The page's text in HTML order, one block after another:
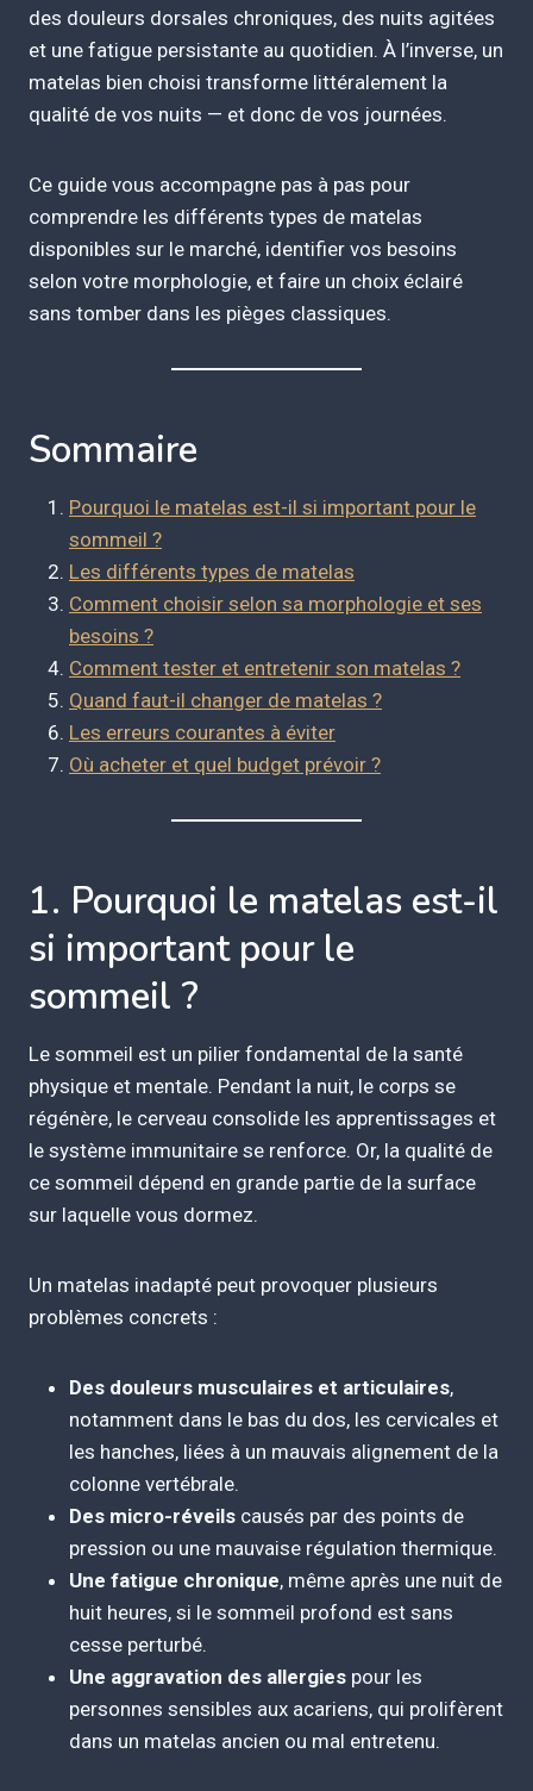
des douleurs dorsales chroniques, des nuits agitées
et une fatigue persistante au quotidien. À l’inverse, un
matelas bien choisi transforme littéralement la
qualité de vos nuits — et donc de vos journées.
Ce guide vous accompagne pas à pas pour
comprendre les différents types de matelas
disponibles sur le marché, identifier vos besoins
selon votre morphologie, et faire un choix éclairé
sans tomber dans les pièges classiques.
Sommaire
Pourquoi le matelas est-il si important pour le
sommeil ?
Les différents types de matelas
Comment choisir selon sa morphologie et ses
besoins ?
Comment tester et entretenir son matelas ?
Quand faut-il changer de matelas ?
Les erreurs courantes à éviter
Où acheter et quel budget prévoir ?
1. Pourquoi le matelas est-il
si important pour le
sommeil ?
Le sommeil est un pilier fondamental de la santé
physique et mentale. Pendant la nuit, le corps se
régénère, le cerveau consolide les apprentissages et
le système immunitaire se renforce. Or, la qualité de
ce sommeil dépend en grande partie de la surface
sur laquelle vous dormez.
Un matelas inadapté peut provoquer plusieurs
problèmes concrets :
Des douleurs musculaires et articulaires,
notamment dans le bas du dos, les cervicales et
les hanches, liées à un mauvais alignement de la
colonne vertébrale.
Des micro-réveils causés par des points de
pression ou une mauvaise régulation thermique.
Une fatigue chronique, même après une nuit de
huit heures, si le sommeil profond est sans
cesse perturbé.
Une aggravation des allergies pour les
personnes sensibles aux acariens, qui prolifèrent
dans un matelas ancien ou mal entretenu.